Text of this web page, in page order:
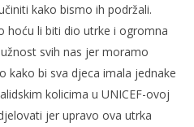
kako bismo ih podržali.
hoću li biti dio utrke i ogromna
svih nas jer moramo
kako bi sva djeca imala jednake
kolicima u UNICEF-ovoj
jer upravo ova utrka